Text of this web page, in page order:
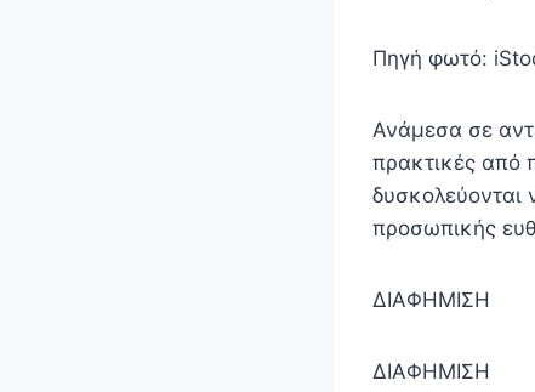
Πηγή φωτό:
Ανάμεσα σε
πρακτικές από
δυσκολεύονται
προσωπικής
ΔΙΑΦΗΜΙΣΗ
ΔΙΑΦΗΜΙΣΗ